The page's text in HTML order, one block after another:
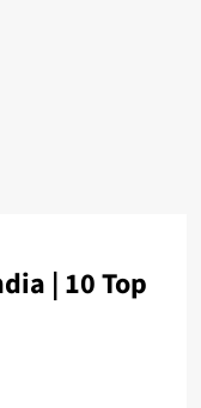
| 10 Top